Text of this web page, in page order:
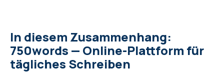
In diesem Zusammenhang:
750words — Online-Plattform für
tägliches Schreiben